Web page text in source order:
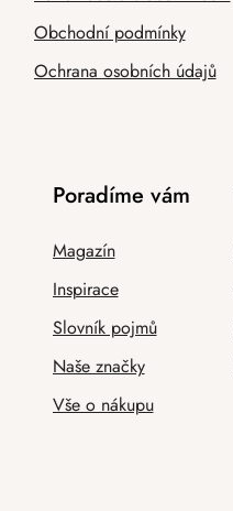
Obchodní podmínky
Ochrana osobních údajů
Poradíme vám
Magazín
Inspirace
Slovník pojmů
Naše značky
Vše o nákupu